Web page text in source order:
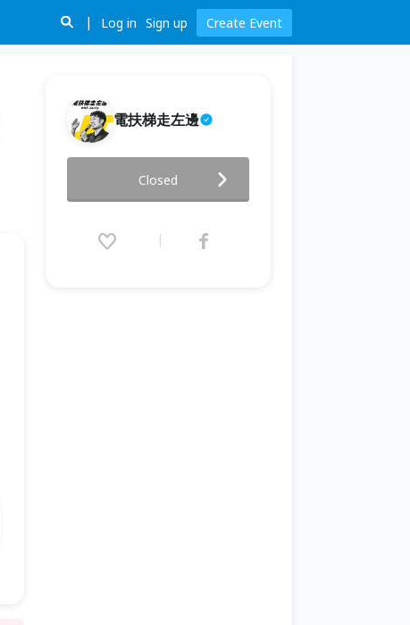
Log in Sign up Create Event
電扶梯走左邊
的未來不是夢】 工作自由 X 效率
提升 X 關係進步
(GMT+8)
Closed